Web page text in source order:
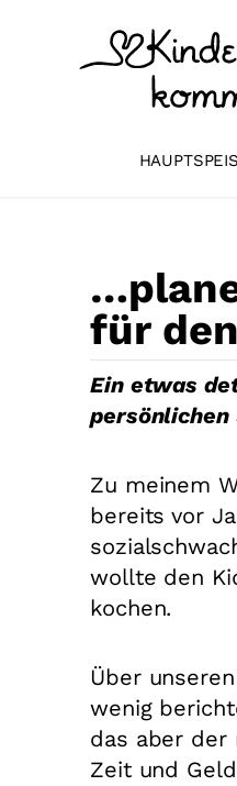
für
Ein etwas
persönlichen
Zu meinem
bereits vor
wollte den
kochen.
Über
wenig
das aber der
Zeit und